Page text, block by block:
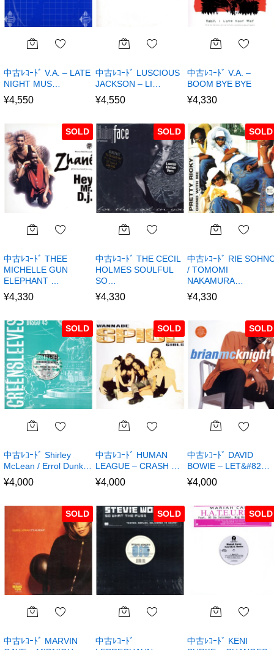
中古ﾚｺｰﾄﾞ V.A. – LATE
NIGHT MUS…
¥4,550
中古ﾚｺｰﾄﾞ LUSCIOUS
JACKSON – LI…
¥4,550
中古ﾚｺｰﾄﾞ V.A. –
BOOM BYE BYE
¥4,330
SOLD
中古ﾚｺｰﾄﾞ THEE
MICHELLE GUN
ELEPHANT …
¥4,330
SOLD
中古ﾚｺｰﾄﾞ THE CECIL
HOLMES SOULFUL
SO…
¥4,330
SOLD
中古ﾚｺｰﾄﾞ RIE
/ TOMOMI
NAKAMURA…
¥4,330
SOLD
中古ﾚｺｰﾄﾞ Shirley
McLean / Errol Dunk…
¥4,000
SOLD
中古ﾚｺｰﾄﾞ HUMAN
LEAGUE – CRASH …
¥4,000
SOLD
中古ﾚｺｰﾄﾞ DAVID
BOWIE – LET&#82…
¥4,000
SOLD
中古ﾚｺｰﾄﾞ MARVIN
SOLD
中古ﾚｺｰﾄﾞ
SOLD
中古ﾚｺｰﾄﾞ KENI